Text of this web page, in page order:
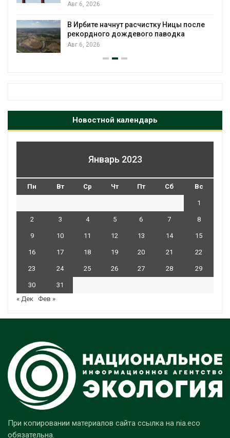
Авг 6, 2026
В Ирбите начнут расчистку Ницы после
рекордного дождевого паводка
Авг 6, 2026
Новостной календарь
Январь 2023
Пн Вт Ср Чт Пт Сб Вс
1
2 3 4 5 6 7 8
9 10 11 12 13 14 15
16 17 18 19 20 21 22
23 24 25 26 27 28 29
30
31
« Дек Фев »
При копировании материалов сайта ссылка на nia.eco
обязательна.